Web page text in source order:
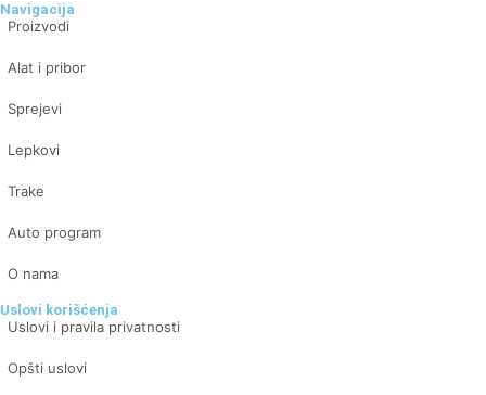
Navigacija
Proizvodi
Alat i pribor
Sprejevi
Lepkovi
Trake
Auto program
O nama
Uslovi korišćenja
Uslovi i pravila privatnosti
Opšti uslovi